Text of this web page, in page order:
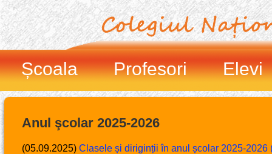
Școala Profesori Elevi
Anul şcolar 2025-2026
(05.09.2025) Clasele și diriginții în anul școlar 2025-2026